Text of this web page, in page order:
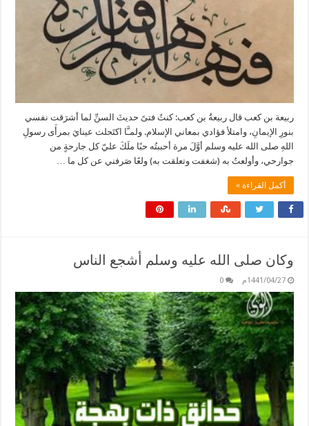
ربيعة بن كعب قال ربيعةُ بن كعب: كنتُ فتىً حديثَ السنِّ لما أشرَقت نفسي
بنورِ الإيمانِ، وامتلأ فؤادي بمعاني الإسلام. ولمـَّا اكتَحلت عينايَ بمرأَى رسولِ
اللهِ صلى الله عليه وسلم أوَّلَ مرة أحببتُه حبًا ملَكَ عليّ كل جارحةٍ من
جوارحي، وأولعتُ به (شغفت وتعلقت به) ولعًا صَرفني عن كل ما …
أكمل القراءة »
وكان صلى الله عليه وسلم أشجع الناس
1441/04/27م 0